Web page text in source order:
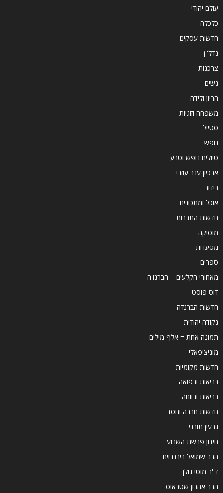
עולם יהודי
כלכלה
חדשות עסקים
נדל''ן
צרכנות
נשים
הריון ולידה
משפחה וזוגיות
סטייל
נופש
טיולים נופש וטבע
ארכיון ענר עוזרי
בידור
אוכל ומתכונים
חדשות התרבות
מוסיקה
מסעדות
ספרים
מאחורי הקלעים – הברנז'ה
דוס פוסט
חדשות הברנז'ה
נקודה יהודית
תמונה אחת = אלף מילים
מוניציפאלי
חדשות מקומיות
בריאות ורפואה
בריאות ורווחה
חדשות חברה וחסד
גרעין תורני
חידון פרשת השבוע
הרב שמואל בירנבוים
ד''ר מוטי גולן
הרב אהרון שטראוס